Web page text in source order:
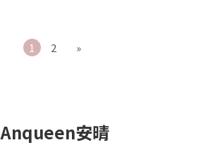
1 2 »
Anqueen安晴